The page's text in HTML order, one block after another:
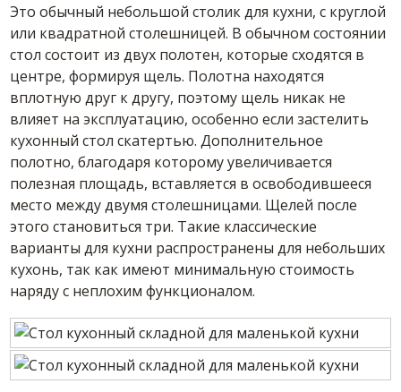
Это обычный небольшой столик для кухни, с круглой
или квадратной столешницей. В обычном состоянии
стол состоит из двух полотен, которые сходятся в
центре, формируя щель. Полотна находятся
вплотную друг к другу, поэтому щель никак не
влияет на эксплуатацию, особенно если застелить
кухонный стол скатертью. Дополнительное
полотно, благодаря которому увеличивается
полезная площадь, вставляется в освободившееся
место между двумя столешницами. Щелей после
этого становиться три. Такие классические
варианты для кухни распространены для небольших
кухонь, так как имеют минимальную стоимость
наряду с неплохим функционалом.